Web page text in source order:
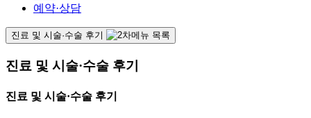
예약·상담
진료 및 시술·수술 후기
진료 및 시술·수술 후기
진료 및 시술·수술 후기